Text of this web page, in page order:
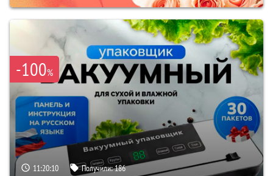
-100%
11:20:09 Получили:186